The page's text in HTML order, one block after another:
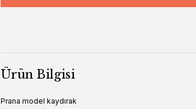
Ürün Bilgisi
Prana model kaydırak